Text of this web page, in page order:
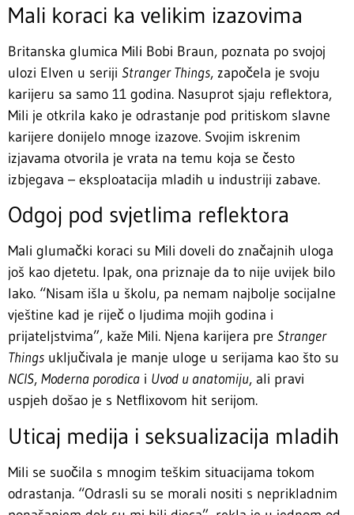
Mali koraci ka velikim izazovima
Britanska glumica Mili Bobi Braun, poznata po svojoj
ulozi Elven u seriji Stranger Things, započela je svoju
karijeru sa samo 11 godina. Nasuprot sjaju reflektora,
Mili je otkrila kako je odrastanje pod pritiskom slavne
karijere donijelo mnoge izazove. Svojim iskrenim
izjavama otvorila je vrata na temu koja se često
izbjegava – eksploatacija mladih u industriji zabave.
Odgoj pod svjetlima reflektora
Mali glumački koraci su Mili doveli do značajnih uloga
još kao djetetu. Ipak, ona priznaje da to nije uvijek bilo
lako. “Nisam išla u školu, pa nemam najbolje socijalne
vještine kad je riječ o ljudima mojih godina i
prijateljstvima”, kaže Mili. Njena karijera pre Stranger
Things uključivala je manje uloge u serijama kao što su
NCIS, Moderna porodica i Uvod u anatomiju, ali pravi
uspjeh došao je s Netflixovom hit serijom.
Uticaj medija i seksualizacija mladih
Mili se suočila s mnogim teškim situacijama tokom
odrastanja. “Odrasli su se morali nositi s neprikladnim